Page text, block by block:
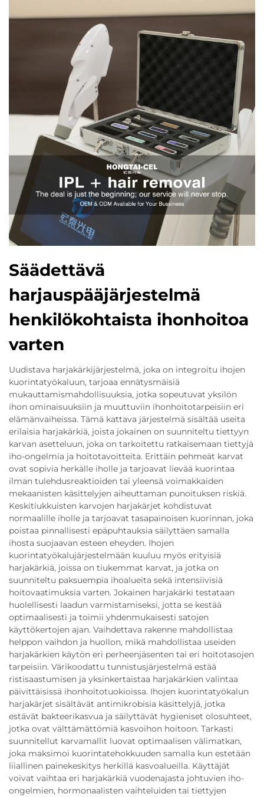
Säädettävä
harjauspääjärjestelmä
henkilökohtaista ihonhoitoa
varten
Uudistava harjakärkijärjestelmä, joka on integroitu ihojen
kuorintatyökaluun, tarjoaa ennätysmäisiä
mukauttamismahdollisuuksia, jotka sopeutuvat yksilön
ihon ominaisuuksiin ja muuttuviin ihonhoitotarpeisiin eri
elämänvaiheissa. Tämä kattava järjestelmä sisältää useita
erilaisia harjakärkiä, joista jokainen on suunniteltu tiettyyn
karvan asetteluun, joka on tarkoitettu ratkaisemaan tiettyjä
iho-ongelmia ja hoitotavoitteita. Erittäin pehmeät karvat
ovat sopivia herkälle iholle ja tarjoavat lievää kuorintaa
ilman tulehdusreaktioiden tai yleensä voimakkaiden
mekaanisten käsittelyjen aiheuttaman punoituksen riskiä.
Keskitiukkuisten karvojen harjakärjet kohdistuvat
normaalille iholle ja tarjoavat tasapainoisen kuorinnan, joka
poistaa pinnallisesti epäpuhtauksia säilyttäen samalla
ihosta suojaavan esteen eheyden. Ihojen
kuorintatyökalujärjestelmään kuuluu myös erityisiä
harjakärkiä, joissa on tiukemmat karvat, ja jotka on
suunniteltu paksuempia ihoalueita sekä intensiivisiä
hoitovaatimuksia varten. Jokainen harjakärki testataan
huolellisesti laadun varmistamiseksi, jotta se kestää
optimaalisesti ja toimii yhdenmukaisesti satojen
käyttökertojen ajan. Vaihdettava rakenne mahdollistaa
helppon vaihdon ja huollon, mikä mahdollistaa useiden
harjakärkien käytön eri perheenjäsenten tai eri hoitotasojen
tarpeisiin. Värikoodattu tunnistusjärjestelmä estää
ristisaastumisen ja yksinkertaistaa harjakärkien valintaa
päivittäisissä ihonhoitotuokioissa. Ihojen kuorintatyökalun
harjakärjet sisältävät antimikrobisia käsittelyjä, jotka
estävät bakteerikasvua ja säilyttävät hygieniset olosuhteet,
jotka ovat välttämättömiä kasvoihon hoitoon. Tarkasti
suunnitellut karvamallit luovat optimaalisen välimatkan,
joka maksimoi kuorintatehokkuuden samalla kun estetään
liiallinen painekeskitys herkillä kasvoalueilla. Käyttäjät
voivat vaihtaa eri harjakärkiä vuodenajasta johtuvien iho-
ongelmien, hormonaalisten vaihteluiden tai tiettyjen